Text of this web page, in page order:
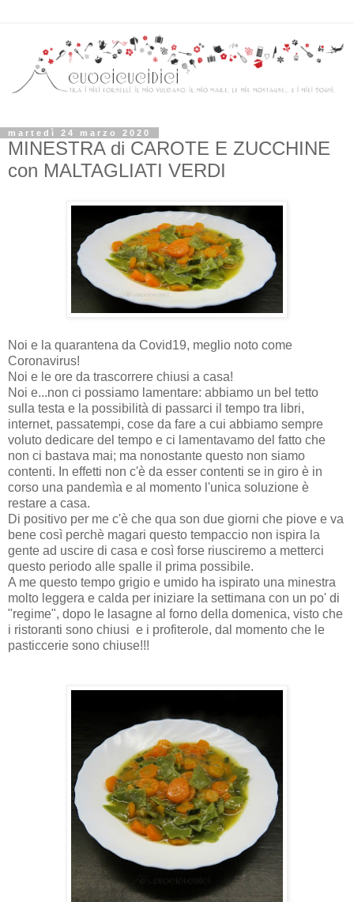
martedì 24 marzo 2020
MINESTRA di CAROTE E ZUCCHINE
con MALTAGLIATI VERDI
Noi e la quarantena da Covid19, meglio noto come
Coronavirus!
Noi e le ore da trascorrere chiusi a casa!
Noi e...non ci possiamo lamentare: abbiamo un bel tetto
sulla testa e la possibilità di passarci il tempo tra libri,
internet, passatempi, cose da fare a cui abbiamo sempre
voluto dedicare del tempo e ci lamentavamo del fatto che
non ci bastava mai; ma nonostante questo non siamo
contenti. In effetti non c'è da esser contenti se in giro è in
corso una pandemìa e al momento l'unica soluzione è
restare a casa.
Di positivo per me c'è che qua son due giorni che piove e va
bene così perchè magari questo tempaccio non ispira la
gente ad uscire di casa e così forse riusciremo a metterci
questo periodo alle spalle il prima possibile.
A me questo tempo grigio e umido ha ispirato una minestra
molto leggera e calda per iniziare la settimana con un po' di
"regime", dopo le lasagne al forno della domenica, visto che
i ristoranti sono chiusi e i profiterole, dal momento che le
pasticcerie sono chiuse!!!